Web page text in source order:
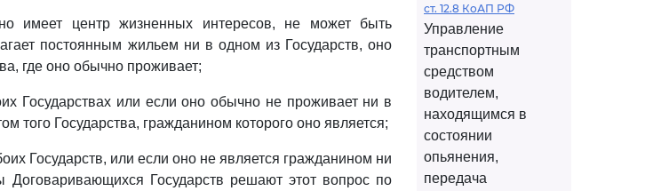
имеет центр жизненных интересов, не может быть
постоянным жильем ни в одном из Государств, оно
где оно обычно проживает;
Государствах или если оно обычно не проживает ни в
того Государства, гражданином которого оно является;
Государств, или если оно не является гражданином ни
Договаривающихся Государств решают этот вопрос по
ст. 12.8 КоАП РФ
Управление
транспортным
средством
водителем,
находящимся в
состоянии
опьянения,
передача